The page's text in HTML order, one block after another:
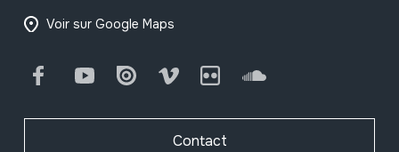
Voir sur Google Maps
FacebookYoutube Issuu Vimeo Flickr SoundCloud
Contact